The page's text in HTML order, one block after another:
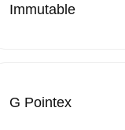
Immutable
G Pointex